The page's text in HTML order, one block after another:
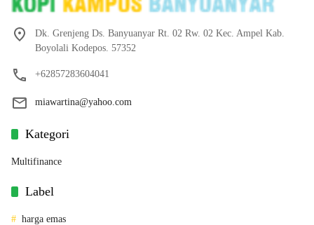
Dk. Grenjeng Ds. Banyuanyar Rt. 02 Rw. 02 Kec. Ampel Kab.
Boyolali Kodepos. 57352
+62857283604041
miawartina@yahoo.com
Kategori
Multifinance
Label
harga emas